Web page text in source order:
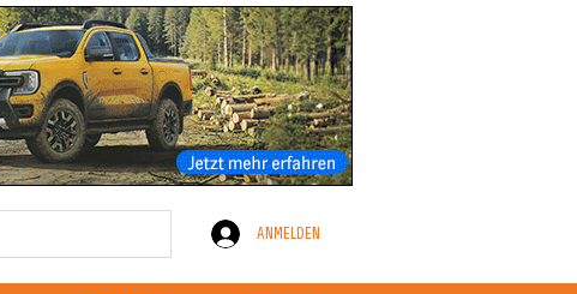
ANMELDEN